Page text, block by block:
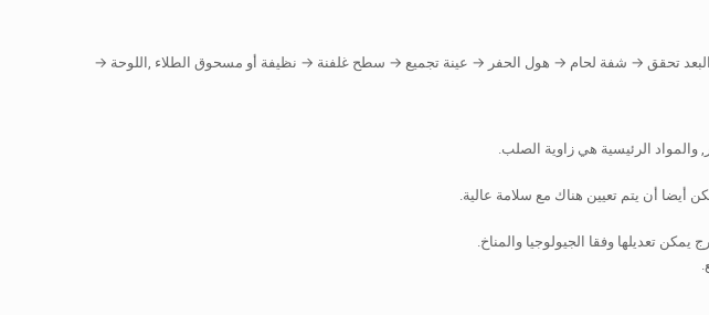
البعد تحقق → شفة لحام → هول الحفر → عينة تجميع → سطح غلفنة → نظيفة أو مسحوق الطلاء ,اللوحة →